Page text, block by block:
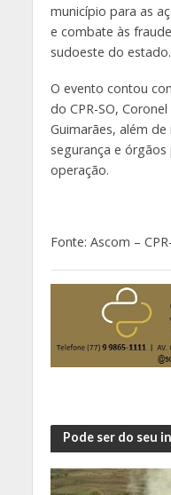
município para as
e combate às
sudoeste do estado.
O evento contou
do CPR-SO,
Guimarães, além
segurança e
operação.
Fonte: Ascom –
Pode ser do seu